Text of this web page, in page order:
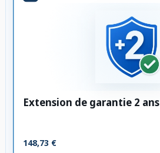
Extension de garantie 2 ans
148,73 €